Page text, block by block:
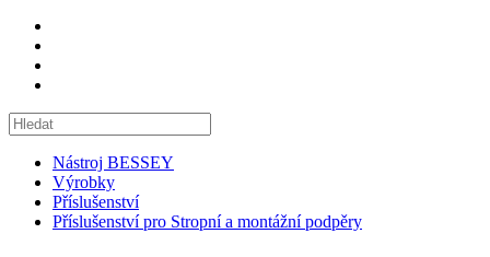
Nástroj BESSEY
Výrobky
Příslušenství
Příslušenství pro Stropní a montážní podpěry